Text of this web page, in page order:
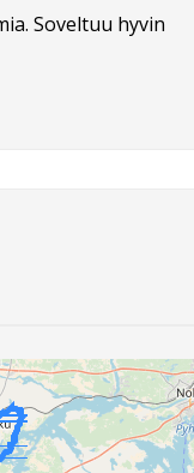
Soveltuu hyvin